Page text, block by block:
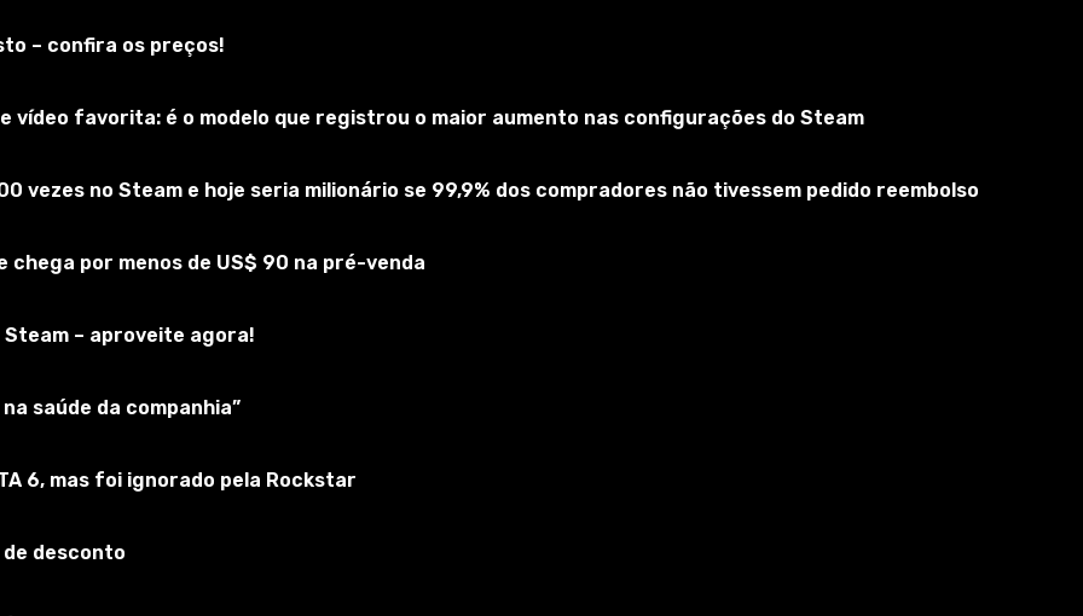
Versão do mod: Versão do jogo:
se no jogo
– confira os preços!
vídeo favorita: é o modelo que registrou o maior aumento nas configurações do Steam
vezes no Steam e hoje seria milionário se 99,9% dos compradores não tivessem pedido reembolso
chega por menos de US$ 90 na pré-venda
– aproveite agora!
saúde da companhia”
6, mas foi ignorado pela Rockstar
desconto